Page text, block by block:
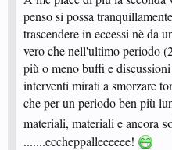
penso si possa
trascendere in eccessi nè da
vero che nell'ultimo periodo
più o meno buffi e
interventi mirati a smorzare
che per un periodo ben più
materiali, materiali e ancora
.......eccheppalleeeeee!